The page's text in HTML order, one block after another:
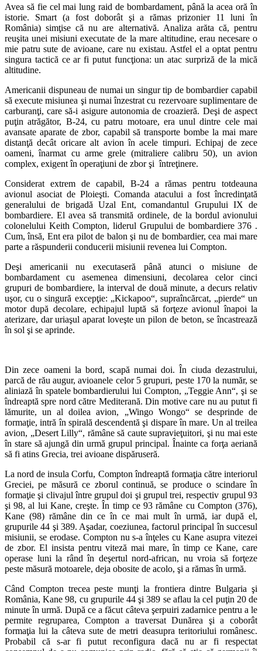
Avea să fie cel mai lung raid de bombardament, până la acea oră în
istorie. Smart (a fost doborât şi a rămas prizonier 11 luni în
România) simţise că nu are alternativă. Analiza arăta că, pentru
reuşita unei misiuni executate de la mare altitudine, erau necesare o
mie patru sute de avioane, care nu existau. Astfel el a optat pentru
singura tactică ce ar fi putut funcţiona: un atac surpriză de la mică
altitudine.
Americanii dispuneau de numai un singur tip de bombardier capabil
să execute misiunea şi numai înzestrat cu rezervoare suplimentare de
carburanţi, care să-i asigure autonomia de croazieră. Deşi de aspect
puţin atrăgător, B-24, cu patru motoare, era unul dintre cele mai
avansate aparate de zbor, capabil să transporte bombe la mai mare
distanţă decât oricare alt avion în acele timpuri. Echipaj de zece
oameni, înarmat cu arme grele (mitraliere calibru 50), un avion
complex, exigent în operaţiuni de zbor şi întreţinere.
Considerat extrem de capabil, B-24 a rămas pentru totdeauna
avionul asociat de Ploieşti. Comanda atacului a fost încredinţată
generalului de brigadă Uzal Ent, comandantul Grupului IX de
bombardiere. El avea să transmită ordinele, de la bordul avionului
colonelului Keith Compton, liderul Grupului de bombardiere 376 .
Cum, însă, Ent era pilot de balon şi nu de bombardier, cea mai mare
parte a răspunderii conducerii misiunii revenea lui Compton.
Deşi americanii nu executaseră până atunci o misiune de
bombardament cu asemenea dimensiuni, decolarea celor cinci
grupuri de bombardiere, la interval de două minute, a decurs relativ
uşor, cu o singură excepţie: „Kickapoo“, supraîncărcat, „pierde“ un
motor după decolare, echipajul luptă să forţeze avionul înapoi la
aterizare, dar uriaşul aparat loveşte un pilon de beton, se încastrează
în sol şi se aprinde.
Din zece oameni la bord, scapă numai doi. În ciuda dezastrului,
parcă de rău augur, avioanele celor 5 grupuri, peste 170 la număr, se
aliniază în spatele bombardierului lui Compton, „Teggie Ann“, şi se
îndreaptă spre nord către Mediterană. Din motive care nu au putut fi
lămurite, un al doilea avion, „Wingo Wongo“ se desprinde de
formaţie, intră în spirală descendentă şi dispare în mare. Un al treilea
avion, „Desert Lilly“, rămâne să caute supravieţuitori, şi nu mai este
în stare să ajungă din urmă grupul principal. Înainte ca forţa aeriană
să fi atins Grecia, trei avioane dispăruseră.
La nord de insula Corfu, Compton îndreaptă formaţia către interiorul
Greciei, pe măsură ce zborul continuă, se produce o scindare în
formaţie şi clivajul între grupul doi şi grupul trei, respectiv grupul 93
şi 98, al lui Kane, creşte. În timp ce 93 rămâne cu Compton (376),
Kane (98) rămâne din ce în ce mai mult în urmă, iar după el,
grupurile 44 şi 389. Aşadar, coeziunea, factorul principal în succesul
misiunii, se erodase. Compton nu s-a înţeles cu Kane asupra vitezei
de zbor. El insista pentru viteză mai mare, în timp ce Kane, care
operase luni la rând în deşertul nord-african, nu vroia să forţeze
peste măsură motoarele, deja obosite de acolo, şi a rămas în urmă.
Când Compton trecea peste munţi la frontiera dintre Bulgaria şi
România, Kane 98, cu grupurile 44 şi 389 se aflau la cel puţin 20 de
minute în urmă. După ce a făcut câteva şerpuiri zadarnice pentru a le
permite regruparea, Compton a traversat Dunărea şi a coborât
formaţia lui la câteva sute de metri deasupra teritoriului românesc.
Probabil că s-ar fi putut reconfigura dacă nu ar fi respectat